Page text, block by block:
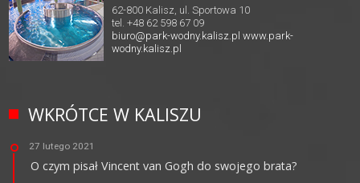
62-800 Kalisz, ul. Sportowa 10
tel. +48 62 598 67 09
biuro@park-wodny.kalisz.pl www.park-
wodny.kalisz.pl
WKRÓTCE W KALISZU
27 lutego 2021
O czym pisał Vincent van Gogh do swojego brata?